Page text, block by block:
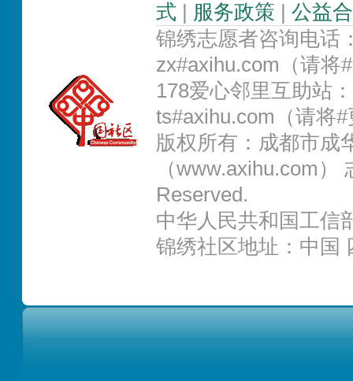
式
服务政策
公益
锦绣志愿者咨询电
zx#axihu.com（请将
178爱心邻里互助站
ts#axihu.com（请将
版权所有：成都市成
（www.axihu.com
Reserved.
中华人民共和国工信
锦绣社区地址：中国